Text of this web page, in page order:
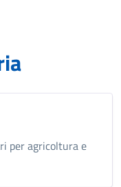
per agricoltura e